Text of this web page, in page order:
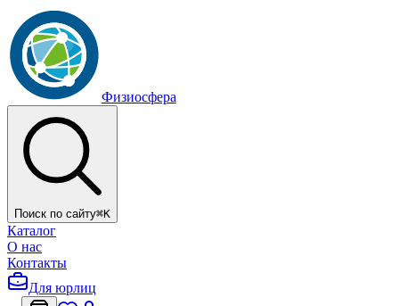
Физиосфера
Поиск по сайту⌘K
Каталог
О нас
Контакты
Для юрлиц